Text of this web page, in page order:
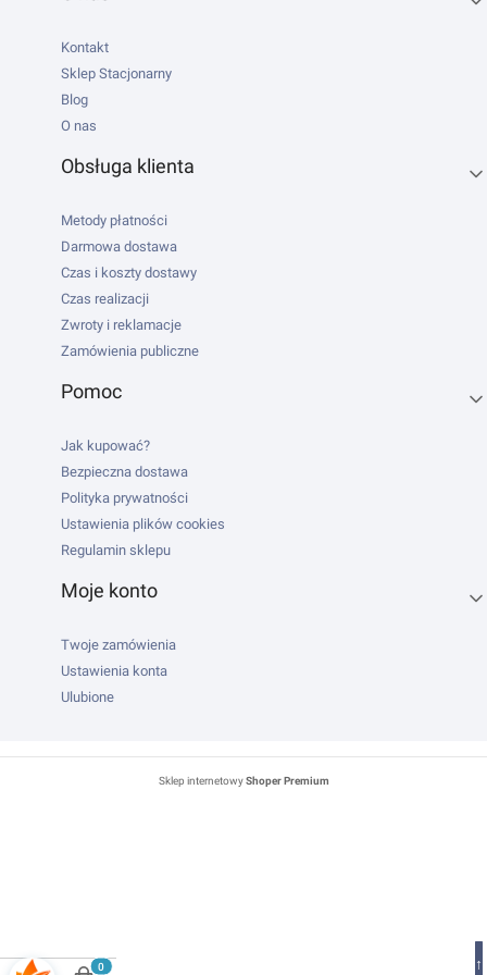
Kontakt
Sklep Stacjonarny
Blog
O nas
Obsługa klienta
Metody płatności
Darmowa dostawa
Czas i koszty dostawy
Czas realizacji
Zwroty i reklamacje
Zamówienia publiczne
Pomoc
Jak kupować?
Bezpieczna dostawa
Polityka prywatności
Ustawienia plików cookies
Regulamin sklepu
Moje konto
Twoje zamówienia
Ustawienia konta
Ulubione
Sklep internetowyShoper Premium
↑